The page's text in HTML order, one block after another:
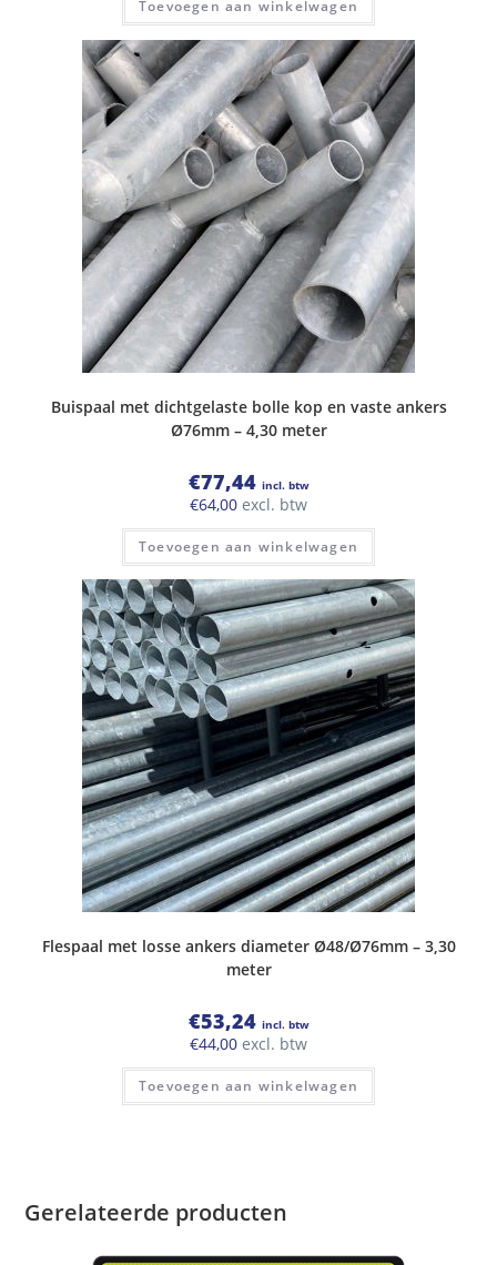
Toevoegen aan winkelwagen
Buispaal met dichtgelaste bolle kop en vaste ankers
Ø76mm – 4,30 meter
€77,44 incl. btw
€64,00 excl. btw
Toevoegen aan winkelwagen
Flespaal met losse ankers diameter Ø48/Ø76mm – 3,30
meter
€53,24 incl. btw
€44,00 excl. btw
Toevoegen aan winkelwagen
Gerelateerde producten